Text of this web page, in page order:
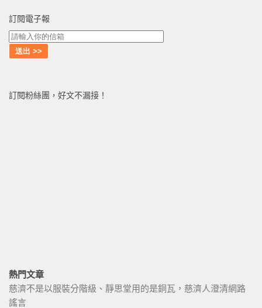
訂閱電子報
訂閱粉絲團，好文不漏接！
熱門文章
慈濟不是以服裝分階級、靜思堂用的是銅瓦，慈濟人澄清網路
謠言